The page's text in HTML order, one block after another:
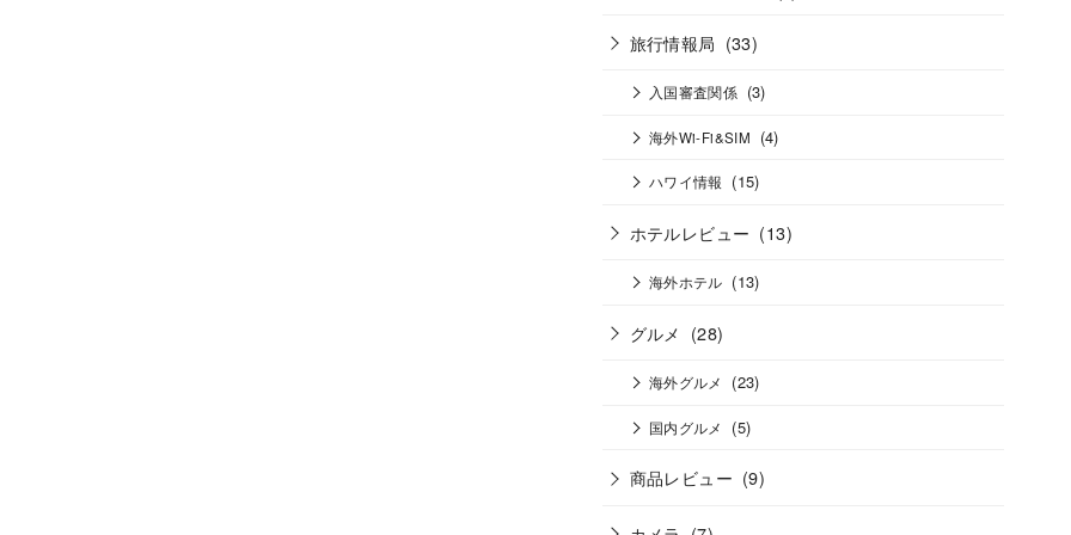
旅行情報局 (33)
入国審査関係 (3)
海外Wi-Fi&SIM (4)
ハワイ情報 (15)
ホテルレビュー (13)
海外ホテル (13)
グルメ (28)
海外グルメ (23)
国内グルメ (5)
商品レビュー (9)